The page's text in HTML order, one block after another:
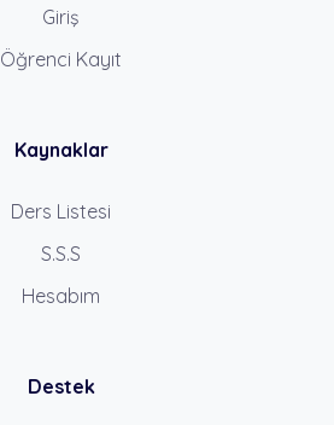
Giriş
Öğrenci Kayıt
Kaynaklar
Ders Listesi
S.S.S
Hesabım
Destek